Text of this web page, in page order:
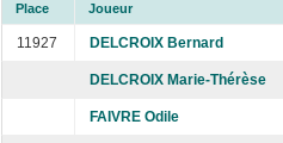
Place Joueur
11927 DELCROIX Bernard
DELCROIX Marie-Thérèse
FAIVRE Odile